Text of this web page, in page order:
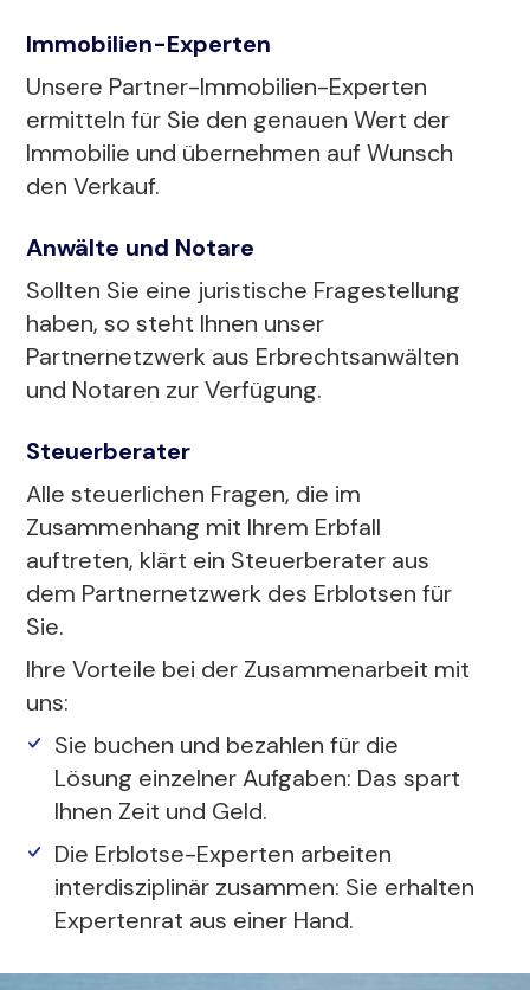
Immobilien-Experten
Unsere Partner-Immobilien-Experten
ermitteln für Sie den genauen Wert der
Immobilie und übernehmen auf Wunsch
den Verkauf.
Anwälte und Notare
Sollten Sie eine juristische Fragestellung
haben, so steht Ihnen unser
Partnernetzwerk aus Erbrechtsanwälten
und Notaren zur Verfügung.
Steuerberater
Alle steuerlichen Fragen, die im
Zusammenhang mit Ihrem Erbfall
auftreten, klärt ein Steuerberater aus
dem Partnernetzwerk des Erblotsen für
Sie.
Ihre Vorteile bei der Zusammenarbeit mit
uns:
Sie buchen und bezahlen für die
Lösung einzelner Aufgaben: Das spart
Ihnen Zeit und Geld.
Die Erblotse-Experten arbeiten
interdisziplinär zusammen: Sie erhalten
Expertenrat aus einer Hand.